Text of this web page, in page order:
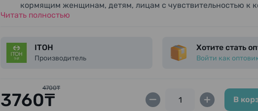
кормящим женщинам, детям, лицам с чувствительностью к
астматикам.
При приёме лекарств проконсультируйтесь с врачом.
Возможны осадок и незначительные изменения цвета — это
Хранить в недоступном для детей месте.
Будьте осторожны при открытии крышки — избегайте
Читать полностью
ITOH
Производитель
Хотите стать
Войти как
4700₸
3760₸ В